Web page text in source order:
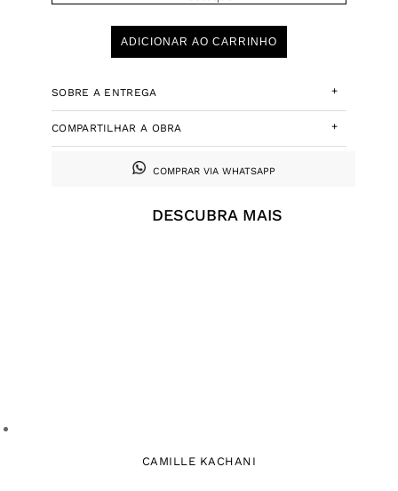
ADICIONAR AO CARRINHO
SOBRE A ENTREGA +
COMPARTILHAR A OBRA +
COMPRAR VIA WHATSAPP
DESCUBRA MAIS
CAMILLE KACHANI